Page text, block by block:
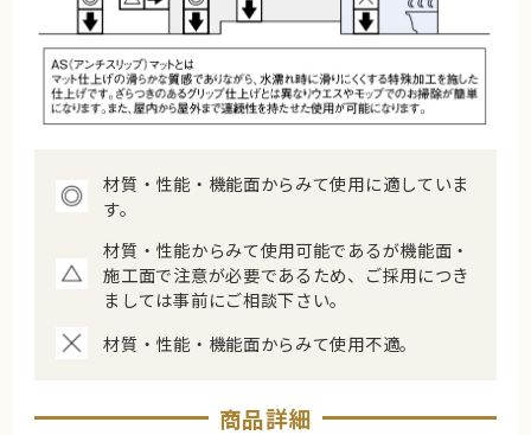
材質・性能・機能面からみて使用に適していま
す。
材質・性能からみて使用可能であるが機能面・
施工面で注意が必要であるため、ご採用につき
ましては事前にご相談下さい。
材質・性能・機能面からみて使用不適。
商品詳細